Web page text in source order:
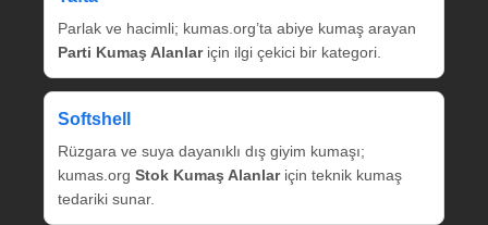
Parlak ve hacimli; kumas.org’ta abiye kumaş arayan
Parti Kumaş Alanlariçin ilgi çekici bir kategori.
Softshell
Rüzgara ve suya dayanıklı dış giyim kumaşı;
kumas.org Stok Kumaş Alanlariçin teknik kumaş
tedariki sunar.